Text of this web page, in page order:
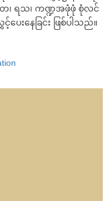
တ၊ ရသ၊ ကဏ္ဍအဖုံဖုံ စုံလင်
ေးနေခြင်း ဖြစ်ပါသည်။